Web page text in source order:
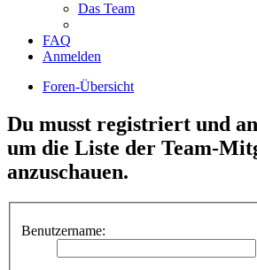
Das Team
FAQ
Anmelden
Foren-Übersicht
Du musst registriert und
um die Liste der Team-
anzuschauen.
Benutzername: